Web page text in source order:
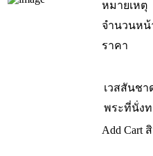
หมายเหตุ
จำนวนหน้
ราคา
เวสสันช
พระที่นั่ง
Add Cart